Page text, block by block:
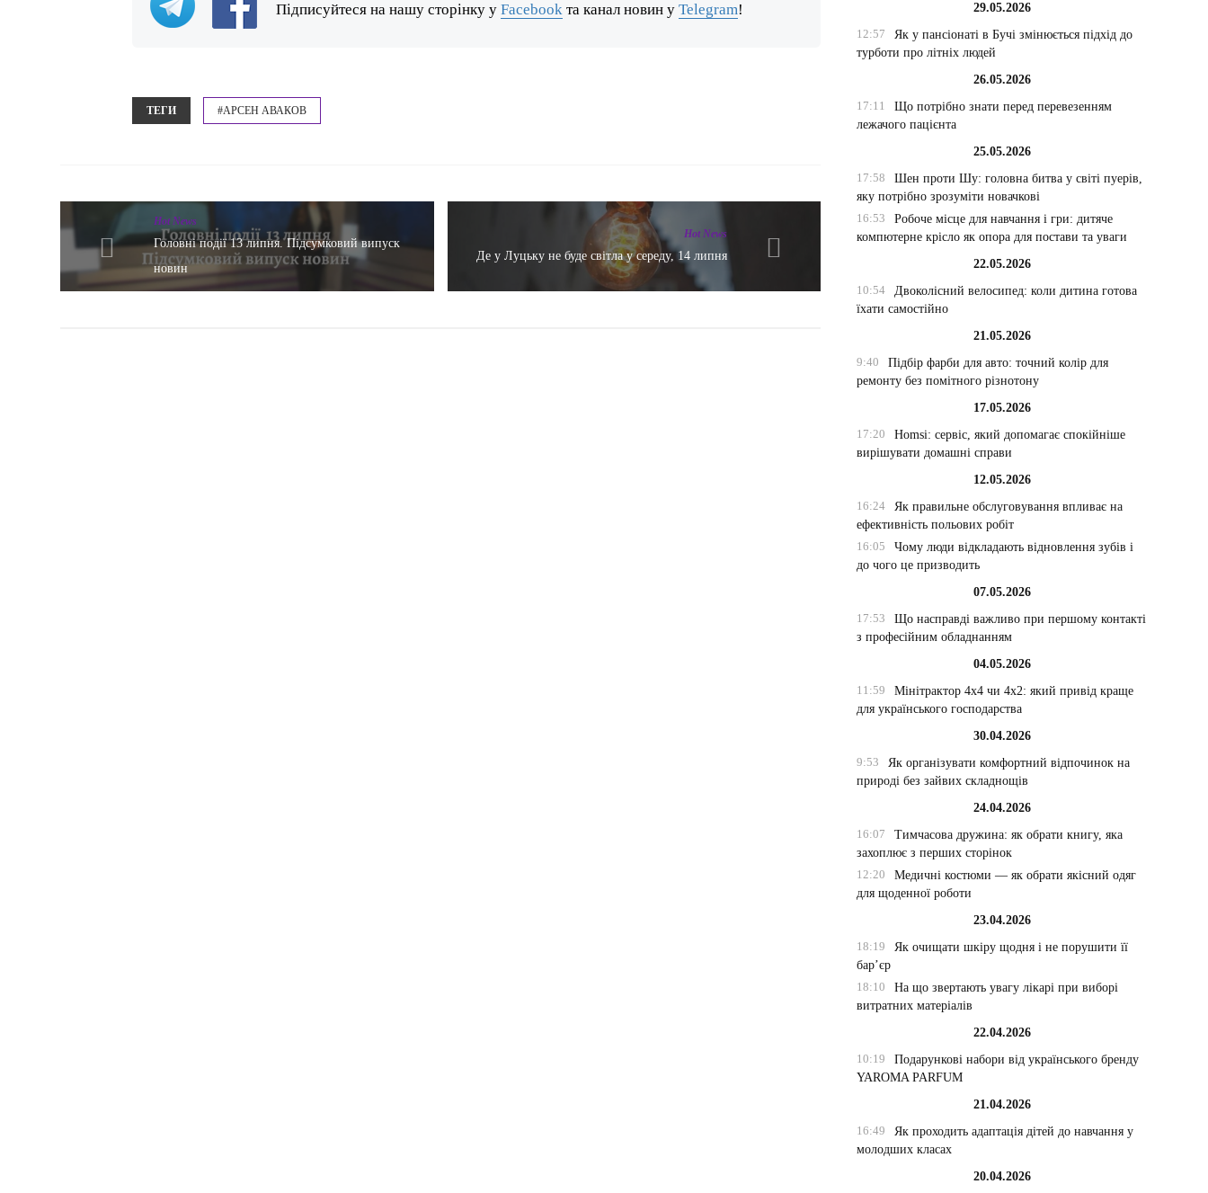
Підписуйтеся на нашу сторінку уFacebook та канал новин уTelegram!
ТЕГИ #АРСЕН АВАКОВ
Hot News
Головні події 13 липня. Підсумковий випуск
новин
Hot News
Де у Луцьку не буде світла у середу, 14 липня
29.05.2026
12:57
Як у пансіонаті в Бучі змінюється підхід до
турботи про літніх людей
26.05.2026
17:11
Що потрібно знати перед перевезенням
лежачого пацієнта
25.05.2026
17:58
Шен проти Шу: головна битва у світі пуерів,
яку потрібно зрозуміти новачкові
16:53
Робоче місце для навчання і гри: дитяче
компютерне крісло як опора для постави та уваги
22.05.2026
10:54
Двоколісний велосипед: коли дитина готова
їхати самостійно
21.05.2026
9:40
Підбір фарби для авто: точний колір для
ремонту без помітного різнотону
17.05.2026
17:20
Homsi: сервіс, який допомагає спокійніше
вирішувати домашні справи
12.05.2026
16:24
Як правильне обслуговування впливає на
ефективність польових робіт
16:05
Чому люди відкладають відновлення зубів і
до чого це призводить
07.05.2026
17:53
Що насправді важливо при першому контакті
з професійним обладнанням
04.05.2026
11:59
Мінітрактор 4х4 чи 4х2: який привід краще
для українського господарства
30.04.2026
9:53
Як організувати комфортний відпочинок на
природі без зайвих складнощів
24.04.2026
16:07
Тимчасова дружина: як обрати книгу, яка
захоплює з перших сторінок
12:20
Медичні костюми — як обрати якісний одяг
для щоденної роботи
23.04.2026
18:19
Як очищати шкіру щодня і не порушити її
бар’єр
18:10
На що звертають увагу лікарі при виборі
витратних матеріалів
22.04.2026
10:19
Подарункові набори від українського бренду
YAROMA PARFUM
21.04.2026
16:49
Як проходить адаптація дітей до навчання у
молодших класах
20.04.2026